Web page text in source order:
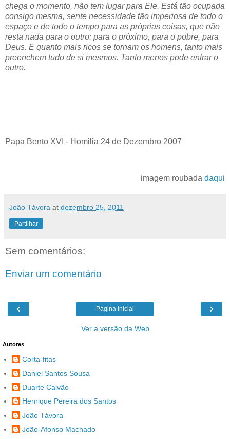
chega o momento, não tem lugar para Ele. Está tão ocupada
consigo mesma, sente necessidade tão imperiosa de todo o
espaço e de todo o tempo para as próprias coisas, que não
resta nada para o outro: para o próximo, para o pobre, para
Deus. E quanto mais ricos se tornam os homens, tanto mais
preenchem tudo de si mesmos. Tanto menos pode entrar o
outro.
Papa Bento XVI - Homilia 24 de Dezembro 2007
imagem roubada daqui
João Távora at dezembro 25, 2011
Partilhar
Sem comentários:
Enviar um comentário
‹ ›
Página inicial
Ver a versão da Web
Autores
Corta-fitas
Daniel Santos Sousa
Duarte Calvão
Henrique Pereira dos Santos
João Távora
João-Afonso Machado